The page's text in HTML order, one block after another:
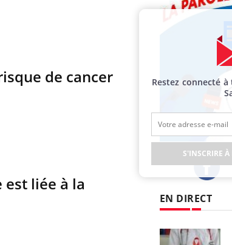
de cancer
liée à la
EN DIRECT
Restez connecté
S'INSCRIRE